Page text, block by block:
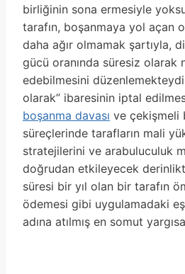
birliğinin sona ermesiyle
tarafın, boşanmaya yol açan
daha ağır olmamak şartıyla,
gücü oranında süresiz olarak
edebilmesini
olarak” ibaresinin iptal
boşanma davası ve çekişmeli
süreçlerinde tarafların mali
stratejilerini ve arabuluculuk
doğrudan etkileyecek
süresi bir yıl olan bir tarafın
ödemesi gibi uygulamadaki
adına atılmış en somut